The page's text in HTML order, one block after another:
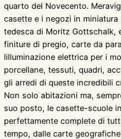
quarto del Novecento.
casette e i negozi in
tedesca di Moritz Gottschalk,
finiture di pregio, carte da
lilluminazione elettrica per i
porcellane, tessuti, quadri,
gli arredi di queste incredibili
Non solo abitazioni ma,
suo posto, le casette-scuole
perfettamente complete di
tempo, dalle carte